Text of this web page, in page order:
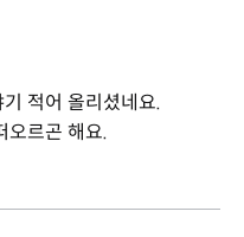
적어 올리셨네요.
오르곤 해요.